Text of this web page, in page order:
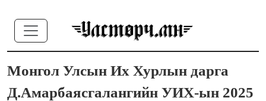
Монгол Улсын Их Хурлын дарга
Д.Амарбаясгалангийн УИХ-ын 2025